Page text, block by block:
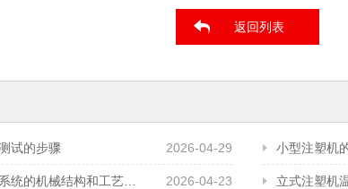
返回列表
2026-04-29
试的步骤 小型注塑机
2026-04-23 立式注塑机